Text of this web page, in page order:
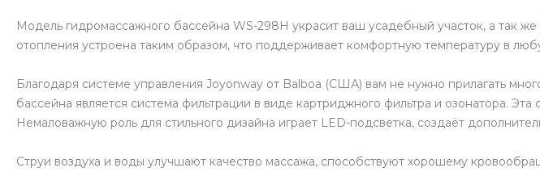
Модель гидромассажного бассейна WS-298H украсит ваш усадебный участок, а так
отопления устроена таким образом, что поддерживает комфортную температуру в
Благодаря системе управления Joyonway от Balboa (США) вам не нужно прилагать
бассейна является система фильтрации в виде картриджного фильтра и озонатора.
Немаловажную роль для стильного дизайна играет LED-подсветка, создаёт
Струи воздуха и воды улучшают качество массажа, способствуют хорошему